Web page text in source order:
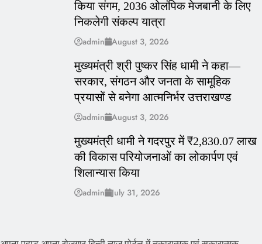
किया संगम, 2036 ओलंपिक मेजबानी के लिए
निकलेगी संकल्प यात्रा
admin August 3, 2026
मुख्यमंत्री श्री पुष्कर सिंह धामी ने कहा—
सरकार, संगठन और जनता के सामूहिक
प्रयासों से बनेगा आत्मनिर्भर उत्तराखण्ड
admin August 3, 2026
मुख्यमंत्री धामी ने गदरपुर में ₹2,830.07 लाख
की विकास परियोजनाओं का लोकार्पण एवं
शिलान्यास किया
admin July 31, 2026